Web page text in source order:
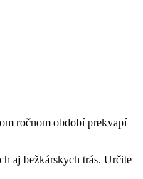
ročnom období prekvapí
aj bežkárskych trás. Určite